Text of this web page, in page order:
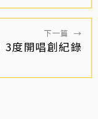
下一篇 →
3度開唱創紀錄